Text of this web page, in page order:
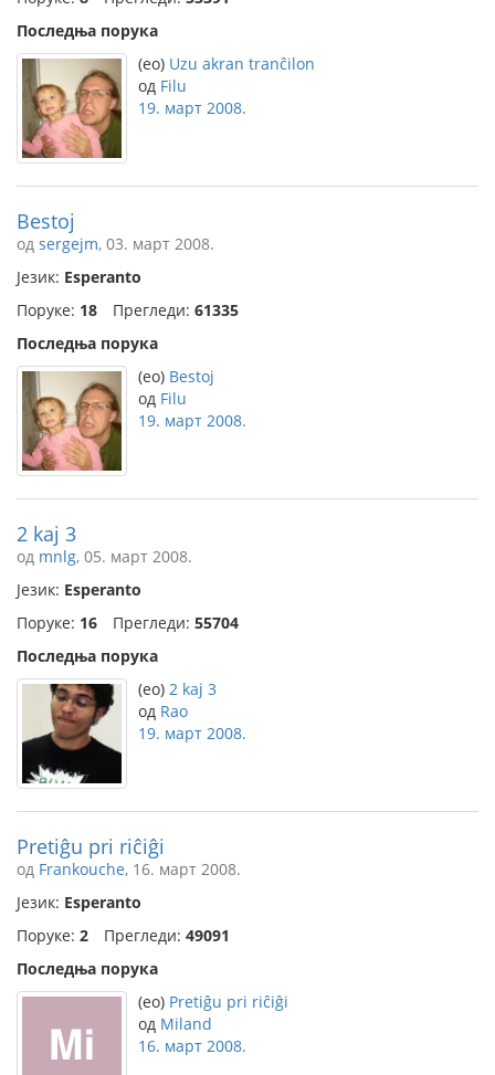
Последња порука
(eo) Uzu akran tranĉilon
од Filu
19. март 2008.
Bestoj
од sergejm, 03. март 2008.
Језик: Esperanto
Поруке: 18 Прегледи: 61335
Последња порука
(eo) Bestoj
од Filu
19. март 2008.
2 kaj 3
од mnlg, 05. март 2008.
Језик: Esperanto
Поруке: 16 Прегледи: 55704
Последња порука
(eo) 2 kaj 3
од Rao
19. март 2008.
Pretiĝu pri riĉiĝi
од Frankouche, 16. март 2008.
Језик: Esperanto
Поруке: 2 Прегледи: 49091
Последња порука
(eo) Pretiĝu pri riĉiĝi
од Miland
16. март 2008.